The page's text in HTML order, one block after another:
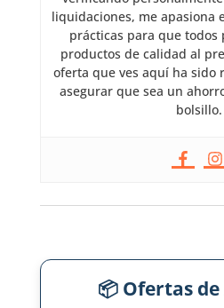
liquidaciones, me apasiona
prácticas para que todos
productos de calidad al
oferta que ves aquí ha sido
asegurar que sea un
bolsillo.
📦 Ofertas